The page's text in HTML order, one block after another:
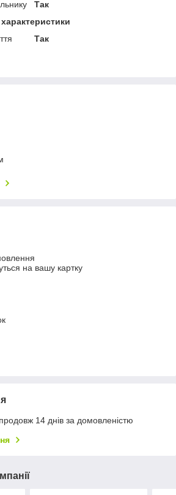
Так
Так
на вашу картку
14 днів за домовленістю